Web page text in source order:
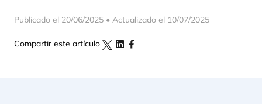
Publicado el 20/06/2025 • Actualizado el 10/07/2025
Compartir este artículo